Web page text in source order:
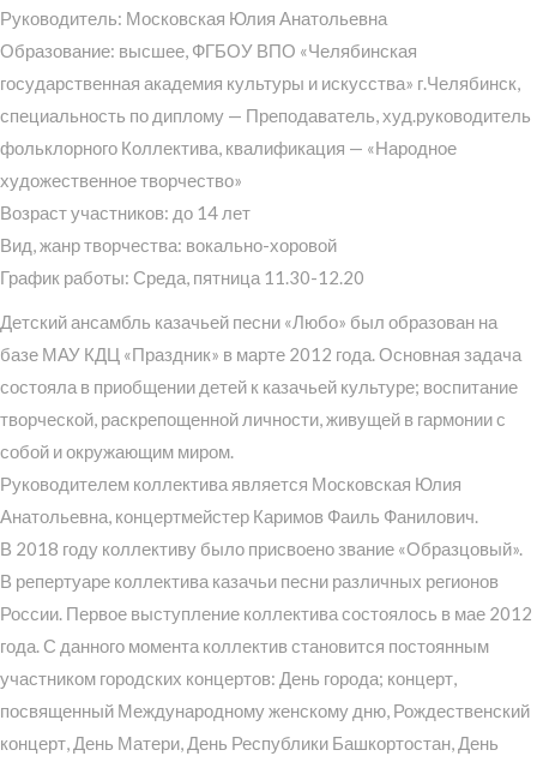
Руководитель: Московская Юлия Анатольевна
Образование: высшее, ФГБОУ ВПО «Челябинская
государственная академия культуры и искусства» г.Челябинск,
специальность по диплому — Преподаватель, худ.руководитель
фольклорного Коллектива, квалификация — «Народное
художественное творчество»
Возраст участников: до 14 лет
Вид, жанр творчества: вокально-хоровой
График работы: Среда, пятница 11.30-12.20
Детский ансамбль казачьей песни «Любо» был образован на
базе МАУ КДЦ «Праздник» в марте 2012 года. Основная задача
состояла в приобщении детей к казачьей культуре; воспитание
творческой, раскрепощенной личности, живущей в гармонии с
собой и окружающим миром.
Руководителем коллектива является Московская Юлия
Анатольевна, концертмейстер Каримов Фаиль Фанилович.
В 2018 году коллективу было присвоено звание «Образцовый».
В репертуаре коллектива казачьи песни различных регионов
России. Первое выступление коллектива состоялось в мае 2012
года. С данного момента коллектив становится постоянным
участником городских концертов: День города; концерт,
посвященный Международному женскому дню, Рождественский
концерт, День Матери, День Республики Башкортостан, День